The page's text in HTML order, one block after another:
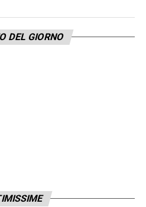
DEL GIORNO